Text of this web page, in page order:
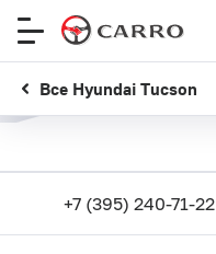
Все Hyundai Tucson
+7 (395) 240-71-22